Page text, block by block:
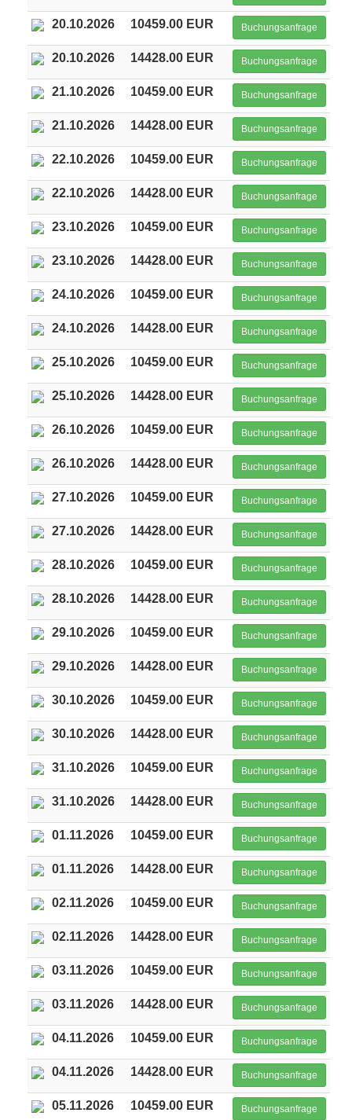
20.10.2026 10459.00 EUR Buchungsanfrage
20.10.2026 14428.00 EUR Buchungsanfrage
21.10.2026 10459.00 EUR Buchungsanfrage
21.10.2026 14428.00 EUR Buchungsanfrage
22.10.2026 10459.00 EUR Buchungsanfrage
22.10.2026 14428.00 EUR Buchungsanfrage
23.10.2026 10459.00 EUR Buchungsanfrage
23.10.2026 14428.00 EUR Buchungsanfrage
24.10.2026 10459.00 EUR Buchungsanfrage
24.10.2026 14428.00 EUR Buchungsanfrage
25.10.2026 10459.00 EUR Buchungsanfrage
25.10.2026 14428.00 EUR Buchungsanfrage
26.10.2026 10459.00 EUR Buchungsanfrage
26.10.2026 14428.00 EUR Buchungsanfrage
27.10.2026 10459.00 EUR Buchungsanfrage
27.10.2026 14428.00 EUR Buchungsanfrage
28.10.2026 10459.00 EUR Buchungsanfrage
28.10.2026 14428.00 EUR Buchungsanfrage
29.10.2026 10459.00 EUR Buchungsanfrage
29.10.2026 14428.00 EUR Buchungsanfrage
30.10.2026 10459.00 EUR Buchungsanfrage
30.10.2026 14428.00 EUR Buchungsanfrage
31.10.2026 10459.00 EUR Buchungsanfrage
31.10.2026 14428.00 EUR Buchungsanfrage
01.11.2026 10459.00 EUR Buchungsanfrage
01.11.2026 14428.00 EUR Buchungsanfrage
02.11.2026 10459.00 EUR Buchungsanfrage
02.11.2026 14428.00 EUR Buchungsanfrage
03.11.2026 10459.00 EUR Buchungsanfrage
03.11.2026 14428.00 EUR Buchungsanfrage
04.11.2026 10459.00 EUR Buchungsanfrage
04.11.2026 14428.00 EUR Buchungsanfrage
05.11.2026 10459.00 EUR Buchungsanfrage